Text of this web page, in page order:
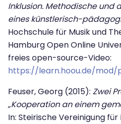
Inklusion. Methodische und
eines künstlerisch-
Hochschule für Musik und
Hamburg Open Online
freies open-source-Video:
https://learn.hoou.de/mod/
Feuser, Georg (2015): Zwei
„Kooperation an einem
In: Steirische Vereinigung